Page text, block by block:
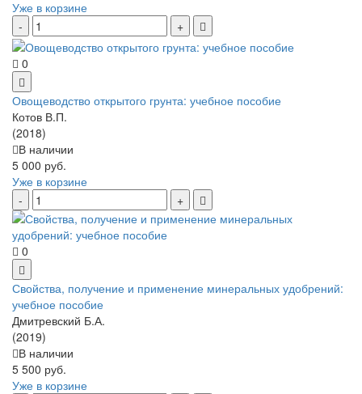
Уже в корзине
0
Овощеводство открытого грунта: учебное пособие
Котов В.П.
(2018)
В наличии
5 000 руб.
Уже в корзине
0
Свойства, получение и применение минеральных удобрений:
учебное пособие
Дмитревский Б.А.
(2019)
В наличии
5 500 руб.
Уже в корзине